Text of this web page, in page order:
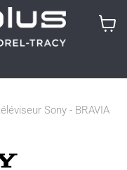
Sony - BRAVIA